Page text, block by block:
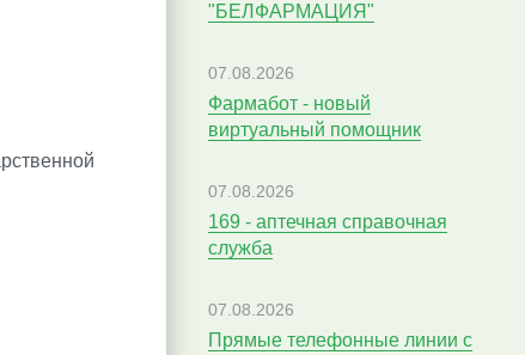
"БЕЛФАРМАЦИЯ"
07.08.2026
Фармабот - новый
виртуальный помощник
07.08.2026
169 - аптечная справочная
служба
07.08.2026
Прямые телефонные линии с